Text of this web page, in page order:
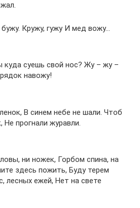
Кружу, гужу И мед вожу…
куда суешь свой нос? Жу – жу –
навожу!
В синем небе не шали. Чтоб
прогнали журавли.
ни ножек, Горбом спина, на
здесь пожить, Буду терем
лесных ежей, Нет на свете